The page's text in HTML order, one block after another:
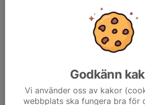
Trekamp F P 11
Avslutning 8 juni vid
0 kommentarer
Godkänn
Vi använder oss av kakor
webbplats ska fungera bra för